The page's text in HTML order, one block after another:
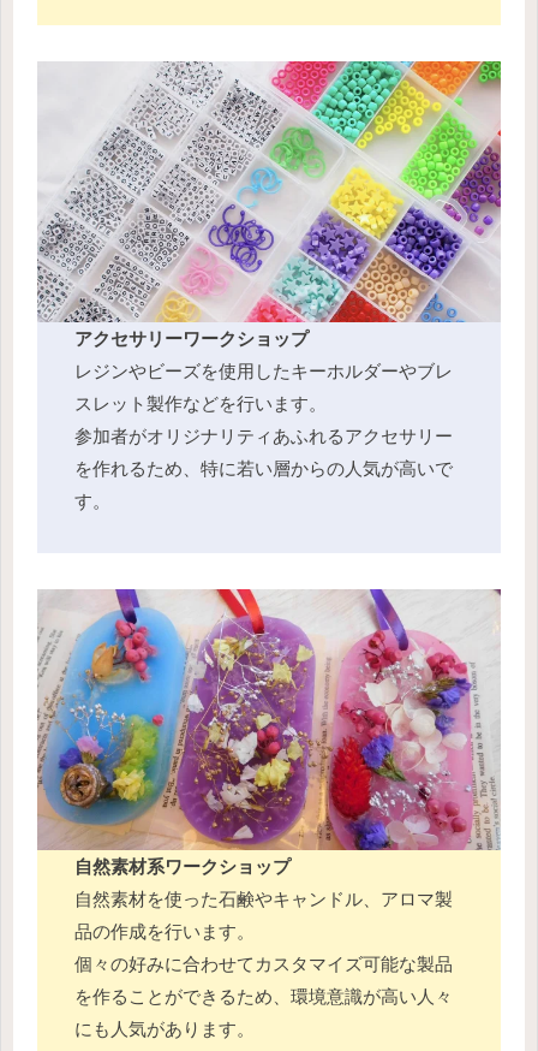
アクセサリーワークショップ
レジンやビーズを使用したキーホルダーやブレ
スレット製作などを行います。
参加者がオリジナリティあふれるアクセサリー
を作れるため、特に若い層からの人気が高いで
す。
自然素材系ワークショップ
自然素材を使った石鹸やキャンドル、アロマ製
品の作成を行います。
個々の好みに合わせてカスタマイズ可能な製品
を作ることができるため、環境意識が高い人々
にも人気があります。